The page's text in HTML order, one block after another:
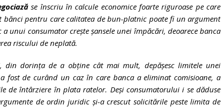
se înscriu în calcule economice foarte riguroase pe care
bănci pentru care calitatea de bun-platnic poate fi un argument
unui consumator crește șansele unei împăcări, deoarece banca
riscului de neplată.
din dorința de a obține cât mai mult, depășesc limitele unei
fost de curând un caz în care banca a eliminat comisioane, a
de întârziere în plata ratelor. Deși consumatorului i se dăduse
de ordin juridic și-a crescut solicitările peste limita de